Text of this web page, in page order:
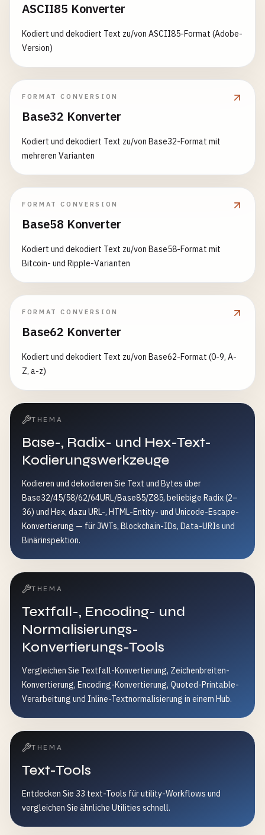
ASCII85 Konverter
Kodiert und dekodiert Text zu/von ASCII85-Format (Adobe-
Version)
FORMAT CONVERSION
Base32 Konverter
Kodiert und dekodiert Text zu/von Base32-Format mit
mehreren Varianten
FORMAT CONVERSION
Base58 Konverter
Kodiert und dekodiert Text zu/von Base58-Format mit
Bitcoin- und Ripple-Varianten
FORMAT CONVERSION
Base62 Konverter
Kodiert und dekodiert Text zu/von Base62-Format (0-9, A-
Z, a-z)
THEMA
Base-, Radix- und Hex-Text-
Kodierungswerkzeuge
Kodieren und dekodieren Sie Text und Bytes über
Base32/45/58/62/64URL/Base85/Z85, beliebige Radix (2–
36) und Hex, dazu URL-, HTML-Entity- und Unicode-Escape-
Konvertierung — für JWTs, Blockchain-IDs, Data-URIs und
Binärinspektion.
THEMA
Textfall-, Encoding- und
Normalisierungs-
Konvertierungs-Tools
Vergleichen Sie Textfall-Konvertierung, Zeichenbreiten-
Konvertierung, Encoding-Konvertierung, Quoted-Printable-
Verarbeitung und Inline-Textnormalisierung in einem Hub.
THEMA
Text-Tools
Entdecken Sie 33 text-Tools für utility-Workflows und
vergleichen Sie ähnliche Utilities schnell.